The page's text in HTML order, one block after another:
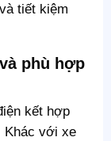
tiết kiệm
phù hợp
kết hợp
Khác với xe